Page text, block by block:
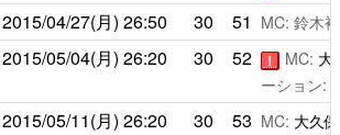
2015/04/27(月) 26:50 30 51 MC: 鈴木
2015/05/04(月) 26:20 30 52 ！ MC: 大
ーション:
2015/05/11(月) 26:20 30 53 MC: 大久